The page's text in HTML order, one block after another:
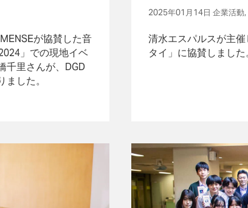
が協賛した音
」での現地イベ
千里さんが、DGD
した。
2025年01月14日 企業活動
清水エスパルスが主
タイ」に協賛しました